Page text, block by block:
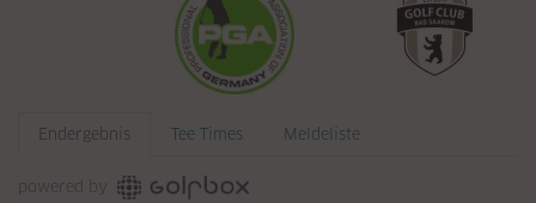
Endergebnis Tee Times Meldeliste
powered by